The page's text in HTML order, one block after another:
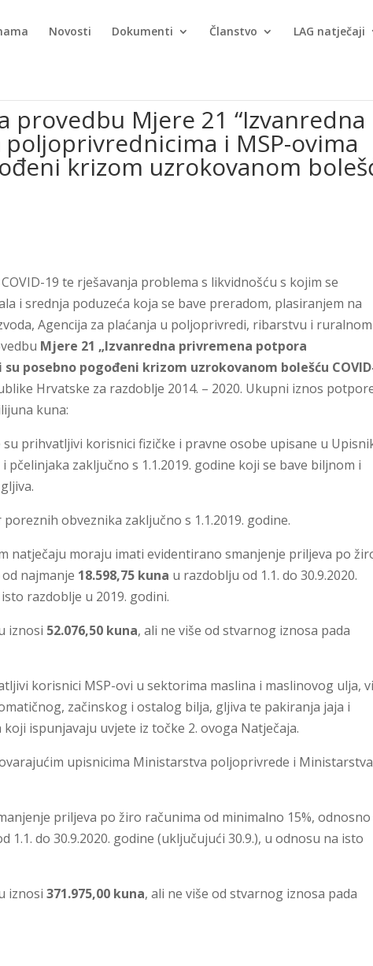
Novosti Dokumenti Članstvo LAG natječaji
provedbu Mjere 21 “Izvanredna
i MSP-ovima
krizom uzrokovanom
19 te rješavanja problema s likvidnošću s kojim se
i srednja poduzeća koja se bave preradom, plasiranjem na
Agencija za plaćanja u poljoprivredi, ribarstvu i ruralnom
Mjere 21 „Izvanredna privremena potpora
posebno pogođeni krizom uzrokovanom bolešću
Hrvatske za razdoblje 2014. – 2020. Ukupni iznos
kuna:
su prihvatljivi korisnici fizičke i pravne osobe upisane u
zaključno s 1.1.2019. godine koji se bave biljnom i
obveznika zaključno s 1.1.2019. godine.
natječaju moraju imati evidentirano smanjenje priljeva po
najmanje 18.598,75 kuna u razdoblju od 1.1. do 30.9.2020.
razdoblje u 2019. godini.
iznosi 52.076,50 kuna, ali ne više od stvarnog iznosa pada
korisnici MSP-ovi u sektorima maslina i maslinovog ulja,
začinskog i ostalog bilja, gljiva te pakiranja jaja i
ispunjavaju uvjete iz točke 2. ovoga Natječaja.
upisnicima Ministarstva poljoprivrede i Ministarstva
priljeva po žiro računima od minimalno 15%, odnosno
1.1. do 30.9.2020. godine (uključujući 30.9.), u odnosu na isto
iznosi371.975,00 kuna, ali ne više od stvarnog iznosa pada